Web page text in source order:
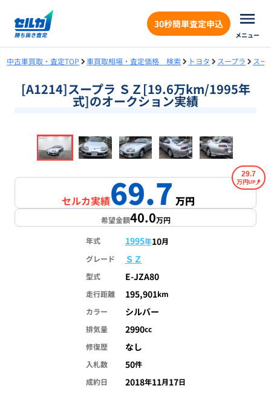
30秒簡単査定申込
メニュー
中古車買取・査定TOP 車買取相場・査定価格 検索 トヨタ スープラ スー
[A1214]スープラ ＳＺ[19.6万km/1995年
式]のオークション実績
1/16
セルカ実績69.7万円
29.7
万円
希望金額40.0万円
年式 1995年10月
グレード
ＳＺ
型式 E-JZA80
走行距離 195,901km
カラー
シルバー
排気量 2990cc
修復歴
なし
入札数 50件
成約日
2018年11月17日